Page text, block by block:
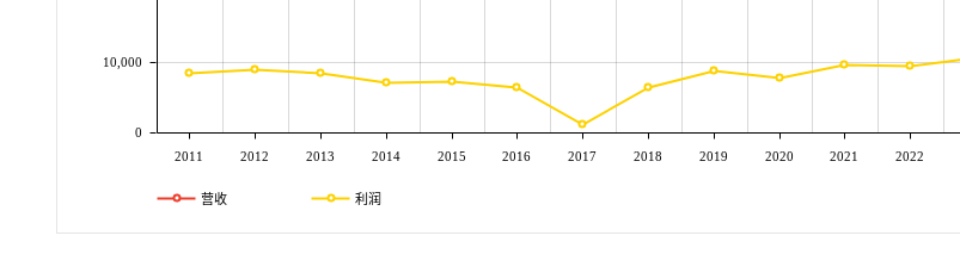
2011 2012 2013 2014 2015 2016 2017 2018 2019 2020 2021 2022
0
10,000
营收 利润